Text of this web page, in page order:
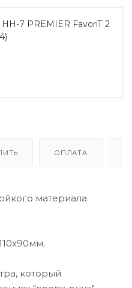
ОПЛАТА
материала
который